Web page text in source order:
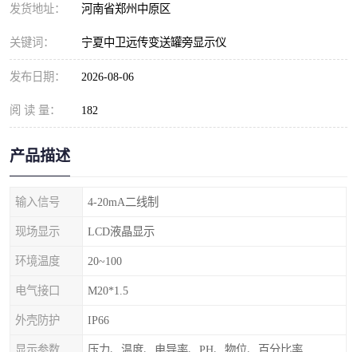
发货地址： 河南省郑州中原区
关键词： 宁夏中卫远传变送罐旁显示仪
发布日期： 2026-08-06
阅 读 量： 182
产品描述
输入信号 4-20mA二线制
现场显示 LCD液晶显示
环境温度 20~100
电气接口 M20*1.5
外壳防护 IP66